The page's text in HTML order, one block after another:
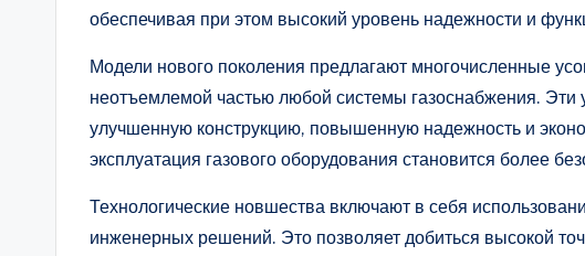
обеспечивая при этом высокий уровень надежности и
Модели нового поколения предлагают многочисленные
неотъемлемой частью любой системы газоснабжения.
улучшенную конструкцию, повышенную надежность и
эксплуатация газового оборудования становится более
Технологические новшества включают в себя
инженерных решений. Это позволяет добиться высокой